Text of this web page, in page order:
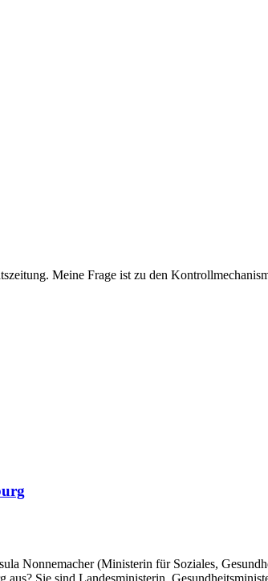
Meine Frage ist zu den
Nonnemacher (Ministerin für Soziales,
Sie sind Landesministerin,